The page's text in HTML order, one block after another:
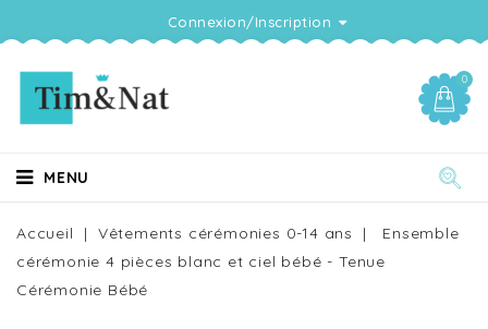
Connexion/Inscription
0
MENU
Accueil Vêtements cérémonies 0-14 ans
Ensemble
cérémonie 4 pièces blanc et ciel bébé - Tenue
Cérémonie Bébé